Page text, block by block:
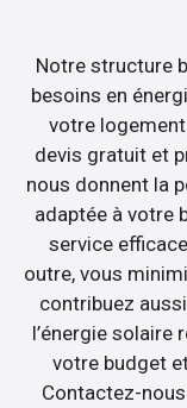
Notre structure
besoins en
votre
devis gratuit et
nous donnent la
adaptée à votre
service
outre, vous
contribuez
l’énergie solaire
votre budget
Contactez-